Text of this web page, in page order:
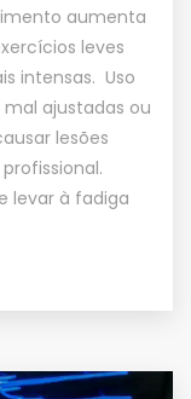
aumenta
leves
intensas. Uso
ajustadas ou
lesões
levar à fadiga